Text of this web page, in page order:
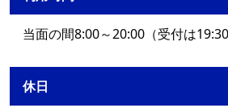
当面の間8:00～20:00（受付は19:30
休日